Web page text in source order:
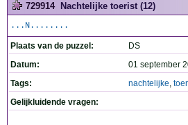
729914 Nachtelijke toerist (12)
...N........
Plaats van de puzzel:
DS
Datum:
01 september
Tags:
nachtelijke,
Gelijkluidende vragen: